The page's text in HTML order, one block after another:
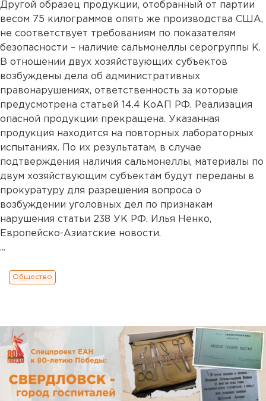
Другой образец продукции, отобранный от партии
весом 75 килограммов опять же производства США,
не соответствует требованиям по показателям
безопасности – наличие сальмонеллы серогруппы К.
В отношении двух хозяйствующих субъектов
возбуждены дела об административных
правонарушениях, ответственность за которые
предусмотрена статьей 14.4 КоАП РФ. Реализация
опасной продукции прекращена. Указанная
продукция находится на повторных лабораторных
испытаниях. По их результатам, в случае
подтверждения наличия сальмонеллы, материалы по
двум хозяйствующим субъектам будут переданы в
прокуратуру для разрешения вопроса о
возбуждении уголовных дел по признакам
нарушения статьи 238 УК РФ. Илья Ненко,
Европейско-Азиатские новости.
...
Общество